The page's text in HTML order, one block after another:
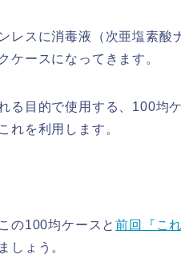
レスに消毒液（次亜塩素酸
ケースになってきます。
る目的で使用する、100均
れを利用します。
の100均ケースと前回『こ
しょう。